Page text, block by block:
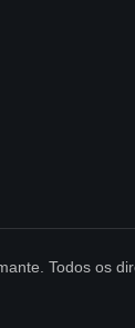
Todos os